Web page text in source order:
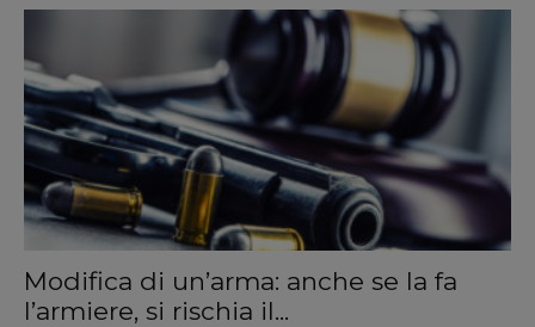
Modifica di un’arma: anche se la fa
l’armiere, si rischia il...